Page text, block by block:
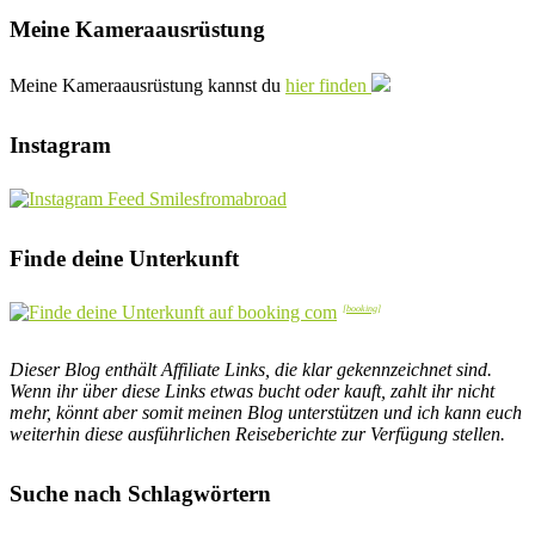
Meine Kameraausrüstung
Meine Kameraausrüstung kannst du hier finden
Instagram
Finde deine Unterkunft
Dieser Blog enthält Affiliate Links, die klar gekennzeichnet sind.
Wenn ihr über diese Links etwas bucht oder kauft, zahlt ihr nicht
mehr, könnt aber somit meinen Blog unterstützen und ich kann euch
weiterhin diese ausführlichen Reiseberichte zur Verfügung stellen.
Suche nach Schlagwörtern